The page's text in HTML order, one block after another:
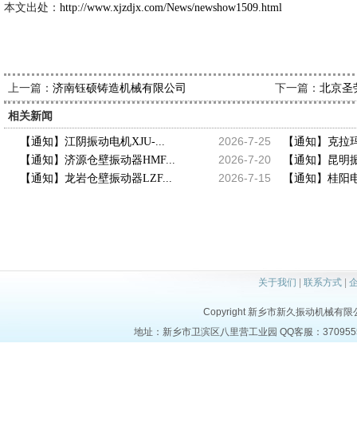
本文出处： http://www.xjzdjx.com/News/newshow1509.html
上一篇： 济南钰硕铸造机械有限公司 下一篇： 北京圣
相关新闻
2026-7-25
【通知】江阴振动电机XJU-... 【通知】克拉
2026-7-20
【通知】济源仓壁振动器HMF... 【通知】昆明
2026-7-15
【通知】龙岩仓壁振动器LZF... 【通知】桂阳
关于我们 | 联系方式|
Copyright 新乡市新久振动机械有
地址：新乡市卫滨区八里营工业园 QQ客服：